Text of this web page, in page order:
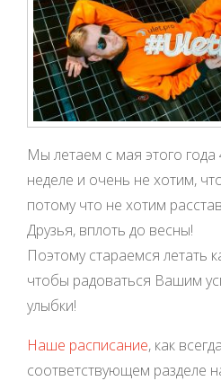
Мы летаем с мая этого года
неделе и очень не хотим,
потому что не хотим
Друзья, вплоть до весны!
Поэтому стараемся летать
чтобы радоваться Вашим
улыбки!
Наше расписание, как
соответствующем разделе